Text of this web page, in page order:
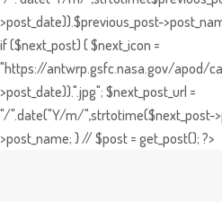
>post_date)).$previous_post-
if ($next_post) { $next_icon =
"https://antwrp.gsfc.nasa.gov/apod/
>post_date)).".jpg"; $next_post_url =
"/".date("Y/m/",strtotime($next_post-
>post_name; } // $post = get_post(); ?>